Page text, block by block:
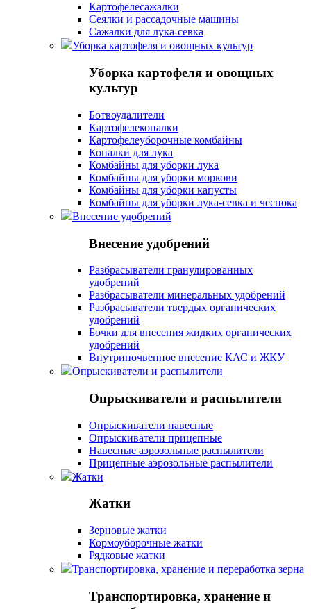
Картофелесажалки
Сеялки и рассадочные машины
Сажалки для лука-севка
Уборка картофеля и овощных культур
Уборка картофеля и овощных
культур
Ботвоудалители
Картофелекопалки
Картофелеуборочные комбайны
Копалки для лука
Комбайны для уборки лука
Комбайны для уборки моркови
Комбайны для уборки капусты
Комбайны для уборки лука-севка и чеснока
Внесение удобрений
Внесение удобрений
Разбрасыватели гранулированных
удобрений
Разбрасыватели минеральных удобрений
Разбрасыватели твердых органических
удобрений
Бочки для внесения жидких органических
удобрений
Внутрипочвенное внесение КАС и ЖКУ
Опрыскиватели и распылители
Опрыскиватели и распылители
Опрыскиватели навесные
Опрыскиватели прицепные
Навесные аэрозольные распылители
Прицепные аэрозольные распылители
Жатки
Жатки
Зерновые жатки
Кормоуборочные жатки
Рядковые жатки
Транспортировка, хранение и переработка зерна
Транспортировка, хранение и